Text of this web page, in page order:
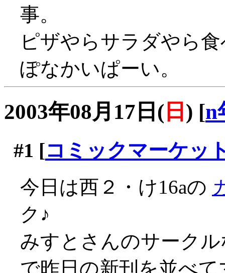
事。
ピザやらサラダやら
ぽなかいぱーい。
2003年08月17日( 日 ) [n
#1 [コミックマーケッ
今日は西２・け16aの
ク♪
みすとさんのサーク
で昨日の新刊を並べ